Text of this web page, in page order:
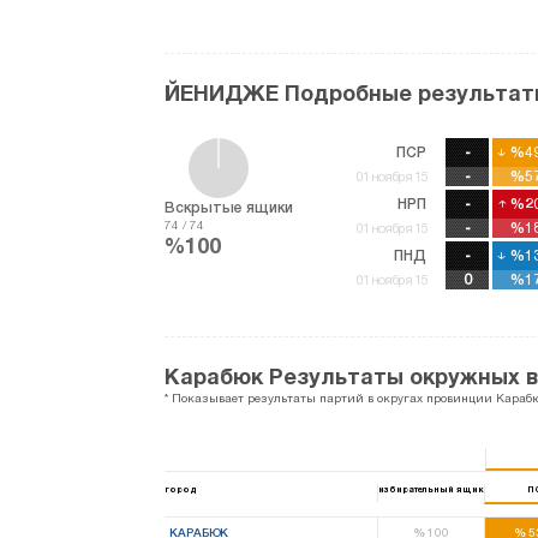
ЙЕНИДЖЕ Подробные
Вскрытые ящики
74 / 74
%100
ПСР
НРП
ПНД
-
-
-
01 ноября 15
01 ноября 15
01 ноября 15
-
-
Карабюк Результаты окружных
* Показывает результаты партий в округах провинции
город избирательный ящик
КАРАБЮК %100 %